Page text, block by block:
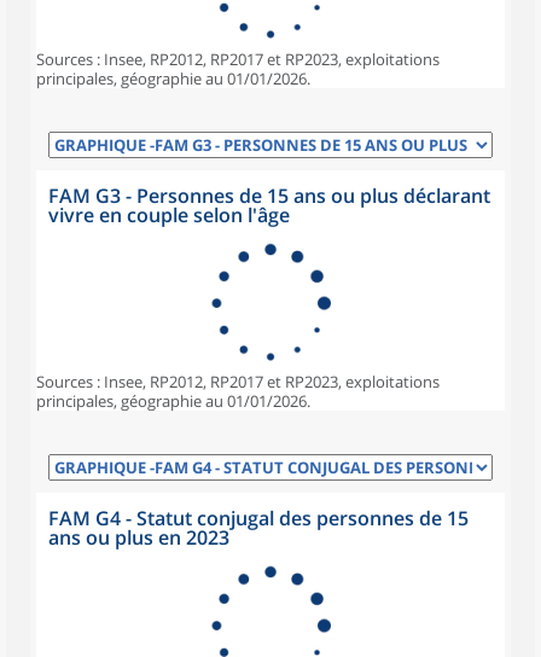
Sources : Insee, RP2012, RP2017 et RP2023, exploitations
principales, géographie au 01/01/2026.
FAM G3 - Personnes de 15 ans ou plus déclarant
vivre en couple selon l'âge
Sources : Insee, RP2012, RP2017 et RP2023, exploitations
principales, géographie au 01/01/2026.
FAM G4 - Statut conjugal des personnes de 15
ans ou plus en 2023